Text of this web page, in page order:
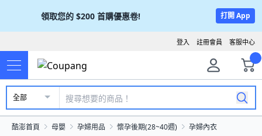
領取您的 $200 首購優惠卷! 打開 App
客服中心
註冊會員
登入
全部
酷澎首頁 母嬰 孕婦用品 懷孕後期(28~40週) 孕婦內衣